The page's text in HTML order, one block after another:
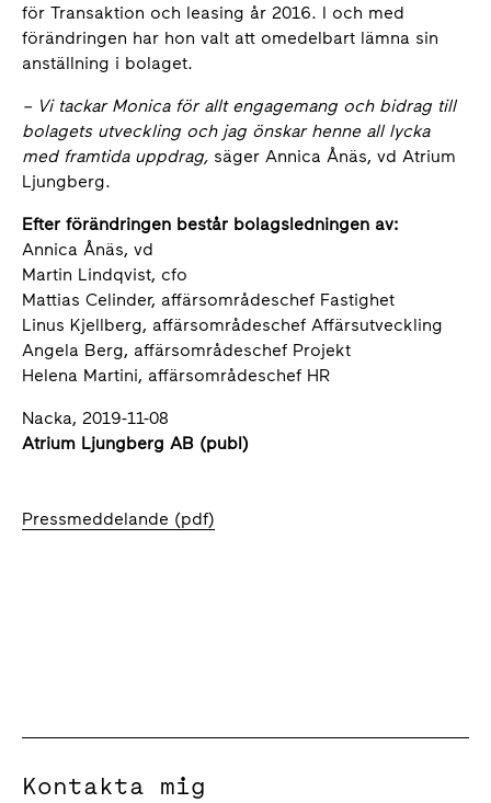
för Transaktion och leasing år 2016. I och med
förändringen har hon valt att omedelbart lämna sin
anställning i bolaget.
– Vi tackar Monica för allt engagemang och bidrag till
bolagets utveckling och jag önskar henne all lycka
med framtida uppdrag, säger Annica Ånäs, vd Atrium
Ljungberg.
Efter förändringen består bolagsledningen av:
Annica Ånäs, vd
Martin Lindqvist, cfo
Mattias Celinder, affärsområdeschef Fastighet
Linus Kjellberg, affärsområdeschef Affärsutveckling
Angela Berg, affärsområdeschef Projekt
Helena Martini, affärsområdeschef HR
Nacka, 2019-11-08
Atrium Ljungberg AB (publ)
Pressmeddelande (pdf)
Kontakta mig